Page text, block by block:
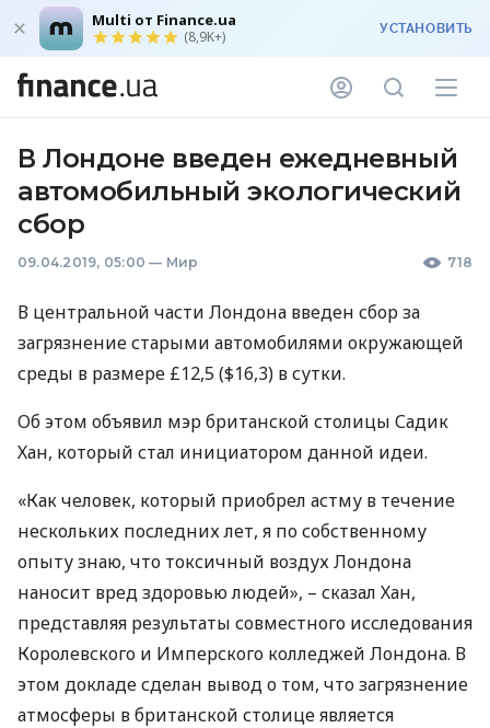
Multi от Finance.ua
(8,9K+) УСТАНОВИТЬ
В Лондоне введен ежедневный
автомобильный экологический
сбор
09.04.2019, 05:00 — Мир 718
В центральной части Лондона введен сбор за
загрязнение старыми автомобилями окружающей
среды в размере £12,5 ($16,3) в сутки.
Об этом объявил мэр британской столицы Садик
Хан, который стал инициатором данной идеи.
«Как человек, который приобрел астму в течение
нескольких последних лет, я по собственному
опыту знаю, что токсичный воздух Лондона
наносит вред здоровью людей», – сказал Хан,
представляя результаты совместного исследования
Королевского и Имперского колледжей Лондона. В
этом докладе сделан вывод о том, что загрязнение
атмосферы в британской столице является